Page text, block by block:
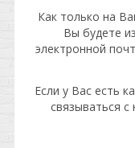
Как только на
Вы будете
электронной
Если у Вас есть
связываться